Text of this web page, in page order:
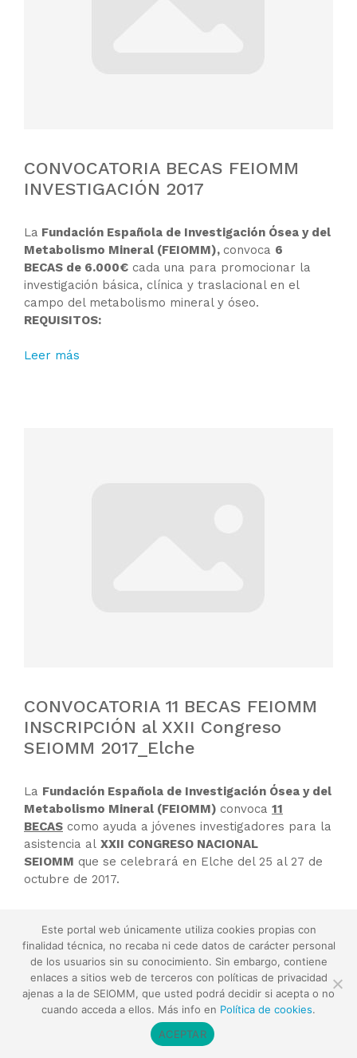
CONVOCATORIA BECAS FEIOMM
INVESTIGACIÓN 2017
La Fundación Española de Investigación Ósea y del
Metabolismo Mineral (FEIOMM), convoca 6
BECAS de 6.000€ cada una para promocionar la
investigación básica, clínica y traslacional en el
campo del metabolismo mineral y óseo.
REQUISITOS:
Leer más
CONVOCATORIA 11 BECAS FEIOMM
INSCRIPCIÓN al XXII Congreso
SEIOMM 2017_Elche
La Fundación Española de Investigación Ósea y del
Metabolismo Mineral (FEIOMM) convoca 11
BECAS como ayuda a jóvenes investigadores para la
asistencia al XXII CONGRESO NACIONAL
SEIOMM que se celebrará en Elche del 25 al 27 de
octubre de 2017.
Leer más
Este portal web únicamente utiliza cookies propias con
finalidad técnica, no recaba ni cede datos de carácter personal
de los usuarios sin su conocimiento. Sin embargo, contiene
enlaces a sitios web de terceros con políticas de privacidad
ajenas a la de SEIOMM, que usted podrá decidir si acepta o no
cuando acceda a ellos. Más info en Política de cookies.
ACEPTAR